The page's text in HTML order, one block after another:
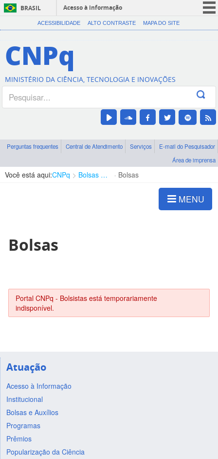
BRASIL
Acesso à informação
CORONAVÍRUS (COVID-19)
Canais
ACESSIBILIDADE ALTO CONTRASTE MAPA DO SITE
CNPq
MINISTÉRIO DA CIÊNCIA, TECNOLOGIA E INOVAÇÕES
Perguntas frequentes Central de Atendimento Serviços
E-mail do Pesquisador
Área de imprensa
Você está aqui:CNPq Bolsas e Auxílios Vigentes Bolsas
MENU
Bolsas
Portal CNPq - Bolsistas está temporariamente
indisponível.
Atuação
Acesso à Informação
Institucional
Bolsas e Auxílios
Programas
Prêmios
Popularização da Ciência